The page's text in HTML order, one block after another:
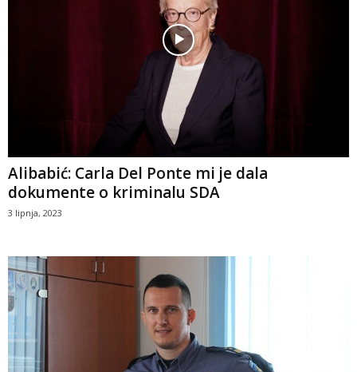
Alibabić: Carla Del Ponte mi je dala
dokumente o kriminalu SDA
3 lipnja, 2023